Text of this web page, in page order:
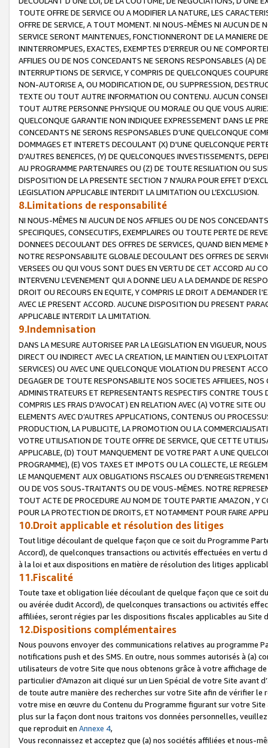
TOUTE OFFRE DE SERVICE OU A MODIFIER LA NATURE, LES
OFFRE DE SERVICE, A TOUT MOMENT. NI NOUS-MÊMES NI AUCUN DE
SERVICE SERONT MAINTENUES, FONCTIONNERONT DE LA MANIERE
ININTERROMPUES, EXACTES, EXEMPTES D’ERREUR OU NE
AFFILIES OU DE NOS CONCEDANTS NE SERONS RESPONSABLES (A)
INTERRUPTIONS DE SERVICE, Y COMPRIS DE QUELCONQUES
NON-AUTORISE A, OU MODIFICATION DE, OU SUPPRESSION,
TEXTE OU TOUT AUTRE INFORMATION OU CONTENU. AUCUN
TOUT AUTRE PERSONNE PHYSIQUE OU MORALE OU QUE VOUS
QUELCONQUE GARANTIE NON INDIQUEE EXPRESSEMENT DANS LE
CONCEDANTS NE SERONS RESPONSABLES D’UNE QUELCONQUE
DOMMAGES ET INTERETS DECOULANT (X) D'UNE QUELCONQUE
D'AUTRES BENEFICES, (Y) DE QUELCONQUES INVESTISSEMENTS,
AU PROGRAMME PARTENAIRES OU (Z) DE TOUTE RESILIATION OU
DISPOSITION DE LA PRESENTE SECTION 7 N'AURA POUR EFFET
LEGISLATION APPLICABLE INTERDIT LA LIMITATION OU L’EXCLUSION.
8.Limitations de responsabilité
NI NOUS-MÊMES NI AUCUN DE NOS AFFILIES OU DE NOS
SPECIFIQUES, CONSECUTIFS, EXEMPLAIRES OU TOUTE PERTE DE
DONNEES DECOULANT DES OFFRES DE SERVICES, QUAND BIEN
NOTRE RESPONSABILITE GLOBALE DECOULANT DES OFFRES DE
VERSEES OU QUI VOUS SONT DUES EN VERTU DE CET ACCORD AU
INTERVENU L’EVENEMENT QUI A DONNE LIEU A LA DEMANDE DE
DROIT OU RECOURS EN EQUITE, Y COMPRIS LE DROIT A DEMANDER
AVEC LE PRESENT ACCORD. AUCUNE DISPOSITION DU PRESENT
APPLICABLE INTERDIT LA LIMITATION.
9.Indemnisation
DANS LA MESURE AUTORISEE PAR LA LEGISLATION EN VIGUEUR,
DIRECT OU INDIRECT AVEC LA CREATION, LE MAINTIEN OU
SERVICES) OU AVEC UNE QUELCONQUE VIOLATION DU PRESENT
DEGAGER DE TOUTE RESPONSABILITE NOS SOCIETES AFFILIEES,
ADMINISTRATEURS ET REPRESENTANTS RESPECTIFS CONTRE
COMPRIS LES FRAIS D’AVOCAT) EN RELATION AVEC (A) VOTRE SITE
ELEMENTS AVEC D’AUTRES APPLICATIONS, CONTENUS OU
PRODUCTION, LA PUBLICITE, LA PROMOTION OU LA
VOTRE UTILISATION DE TOUTE OFFRE DE SERVICE, QUE CETTE
APPLICABLE, (D) TOUT MANQUEMENT DE VOTRE PART A UNE
PROGRAMME), (E) VOS TAXES ET IMPOTS OU LA COLLECTE, LE
LE MANQUEMENT AUX OBLIGATIONS FISCALES OU
OU DE VOS SOUS-TRAITANTS OU DE VOUS-MÊMES. NOTRE
TOUT ACTE DE PROCEDURE AU NOM DE TOUTE PARTIE AMAZON , Y
POUR LA PROTECTION DE DROITS, ET NOTAMMENT POUR FAIRE
10.Droit applicable et résolution des litiges
Tout litige découlant de quelque façon que ce soit du Programme
Accord), de quelconques transactions ou activités effectuées en vertu
à la loi et aux dispositions en matière de résolution des litiges
11.Fiscalité
Toute taxe et obligation liée découlant de quelque façon que ce soit
ou avérée dudit Accord), de quelconques transactions ou activités
affiliées, seront régies par les dispositions fiscales applicables au Site
12.Dispositions complémentaires
Nous pouvons envoyer des communications relatives au programme
notifications push et des SMS. En outre, nous sommes autorisés à
utilisateurs de votre Site que nous obtenons grâce à votre affichage
particulier d'Amazon ait cliqué sur un Lien Spécial de votre Site avant
de toute autre manière des recherches sur votre Site afin de vérifier
votre mise en œuvre du Contenu du Programme figurant sur votre
plus sur la façon dont nous traitons vos données personnelles,
que reproduit en Annexe 4,
Vous reconnaissez et acceptez que (a) nos sociétés affiliées et nous-